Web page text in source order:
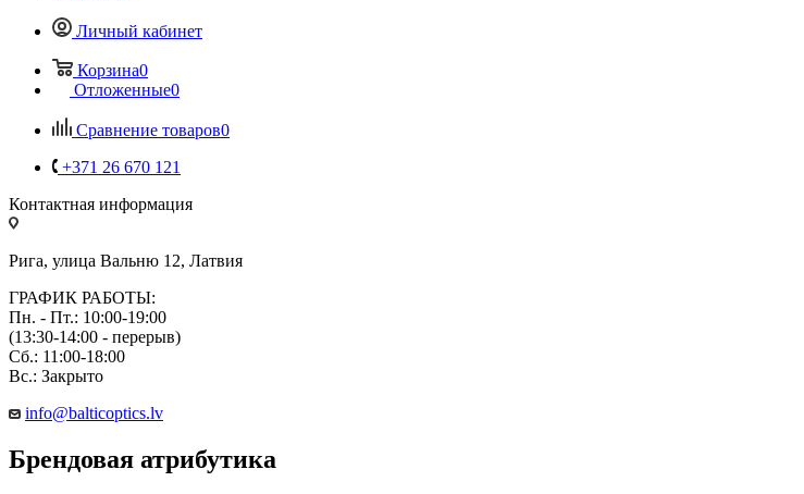
Личный кабинет
Корзина0
Отложенные0
Сравнение товаров0
+371 26 670 121
Контактная информация
Рига, улица Вальню 12, Латвия
ГРАФИК РАБОТЫ:
Пн. - Пт.: 10:00-19:00
(13:30-14:00 - перерыв)
Сб.: 11:00-18:00
Вс.: Закрыто
info@balticoptics.lv
Брендовая атрибутика